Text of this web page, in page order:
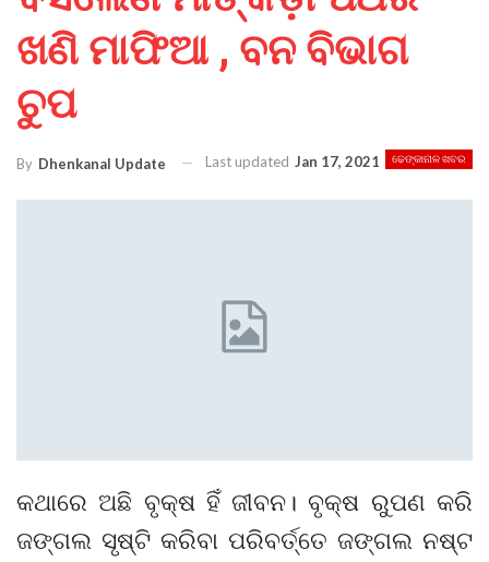
ଖଣି ମାଫିଆ , ବନ ବିଭାଗ
ଚୁପ
ଢେଙ୍କାନାଳ ଖବର
By Dhenkanal Update Last updated Jan 17, 2021
କଥାରେ ଅଛି ବୃକ୍ଷ ହିଁ ଜୀବନ। ବୃକ୍ଷ ରୁପଣ କରି
ଜଙ୍ଗଲ ସୃଷ୍ଟି କରିବା ପରିବର୍ତ୍ତେ ଜଙ୍ଗଲ ନଷ୍ଟ